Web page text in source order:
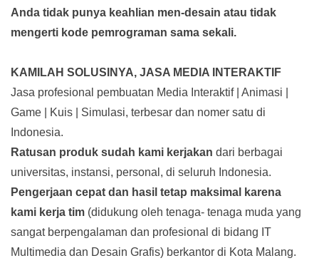
Anda tidak punya keahlian men-desain atau tidak
mengerti kode pemrograman sama sekali.
KAMILAH SOLUSINYA, JASA MEDIA INTERAKTIF
Jasa profesional pembuatan Media Interaktif | Animasi |
Game | Kuis | Simulasi, terbesar dan nomer satu di
Indonesia.
Ratusan produk sudah kami kerjakan dari berbagai
universitas, instansi, personal, di seluruh Indonesia.
Pengerjaan cepat dan hasil tetap maksimal karena
kami kerja tim (didukung oleh tenaga- tenaga muda yang
sangat berpengalaman dan profesional di bidang IT
Multimedia dan Desain Grafis) berkantor di Kota Malang.